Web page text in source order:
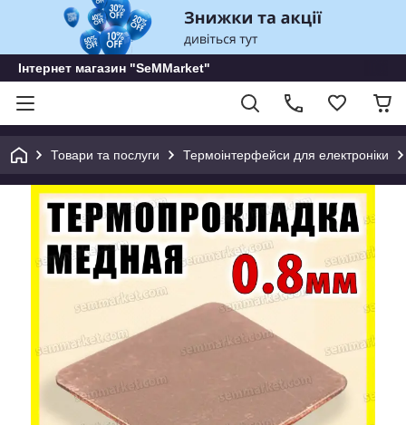
Інтернет магазин "SeMMarket"
Товари та послуги Термоінтерфейси для електроніки